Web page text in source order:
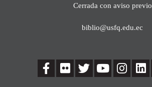
Cerrada con aviso previo
biblio@usfq.edu.ec